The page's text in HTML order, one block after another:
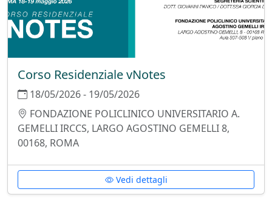
Corso Residenziale vNotes
18/05/2026 - 19/05/2026
FONDAZIONE POLICLINICO UNIVERSITARIO A.
GEMELLI IRCCS, LARGO AGOSTINO GEMELLI 8,
00168, ROMA
Vedi dettagli